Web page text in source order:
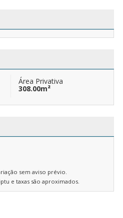
Área Privativa
308.00m²
sem aviso prévio.
e taxas são aproximados.